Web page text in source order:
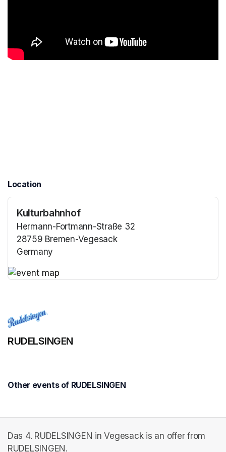
Location
Kulturbahnhof
Hermann-Fortmann-Straße 32
28759 Bremen-Vegesack
Germany
RUDELSINGEN
Other events of RUDELSINGEN
Das 4. RUDELSINGEN in Vegesack is an offer from
RUDELSINGEN.